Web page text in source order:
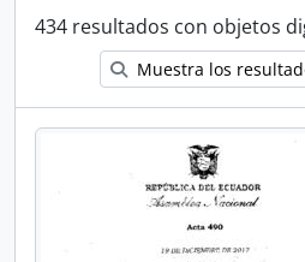
434 resultados con objetos
Muestra los